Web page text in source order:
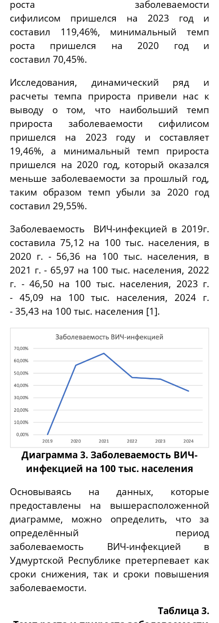
роста заболеваемости
сифилисом пришелся на 2023 год и
составил 119,46%, минимальный темп
роста пришелся на 2020 год и
составил 70,45%.
Исследования, динамический ряд и
расчеты темпа прироста привели нас к
выводу о том, что наибольший темп
прироста заболеваемости сифилисом
пришелся на 2023 году и составляет
19,46%, а минимальный темп прироста
пришелся на 2020 год, который оказался
меньше заболеваемости за прошлый год,
таким образом темп убыли за 2020 год
составил 29,55%.
Заболеваемость ВИЧ-инфекцией в 2019г.
составила 75,12 на 100 тыс. населения, в
2020 г. - 56,36 на 100 тыс. населения, в
2021 г. - 65,97 на 100 тыс. населения, 2022
г. - 46,50 на 100 тыс. населения, 2023 г.
- 45,09 на 100 тыс. населения, 2024 г.
- 35,43 на 100 тыс. населения [1].
Диаграмма 3. Заболеваемость ВИЧ-
инфекцией на 100 тыс. населения
Основываясь на данных, которые
предоставлены на вышерасположенной
диаграмме, можно определить, что за
определённый период
заболеваемость ВИЧ-инфекцией в
Удмуртской Республике претерпевает как
сроки снижения, так и сроки повышения
заболеваемости.
Таблица 3.